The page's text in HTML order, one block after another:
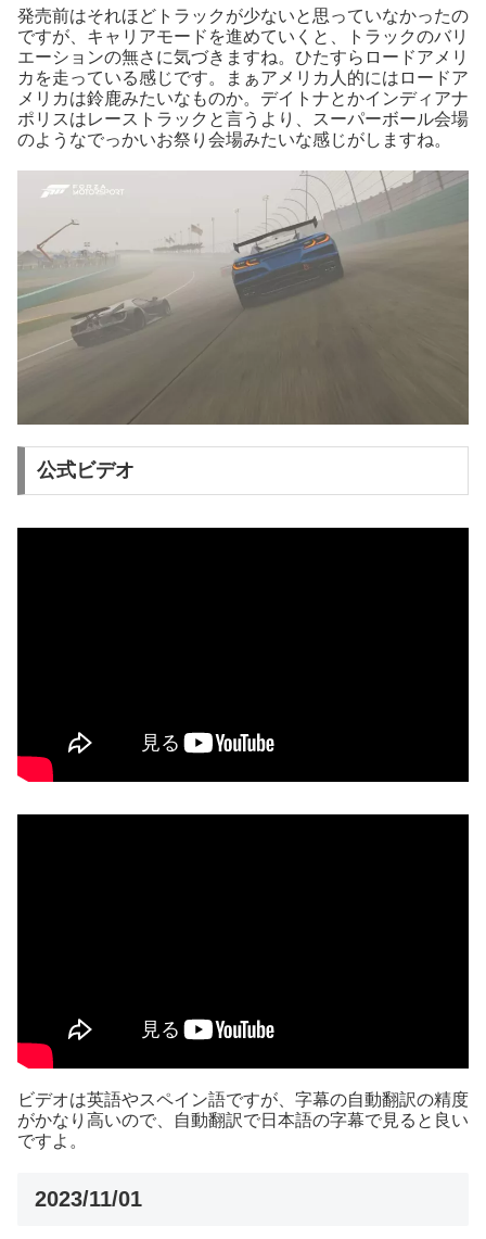
発売前はそれほどトラックが少ないと思っていなかったの
ですが、キャリアモードを進めていくと、トラックのバリ
エーションの無さに気づきますね。ひたすらロードアメリ
カを走っている感じです。まぁアメリカ人的にはロードア
メリカは鈴鹿みたいなものか。デイトナとかインディアナ
ポリスはレーストラックと言うより、スーパーボール会場
のようなでっかいお祭り会場みたいな感じがしますね。
公式ビデオ
ビデオは英語やスペイン語ですが、字幕の自動翻訳の精度
がかなり高いので、自動翻訳で日本語の字幕で見ると良い
ですよ。
2023/11/01